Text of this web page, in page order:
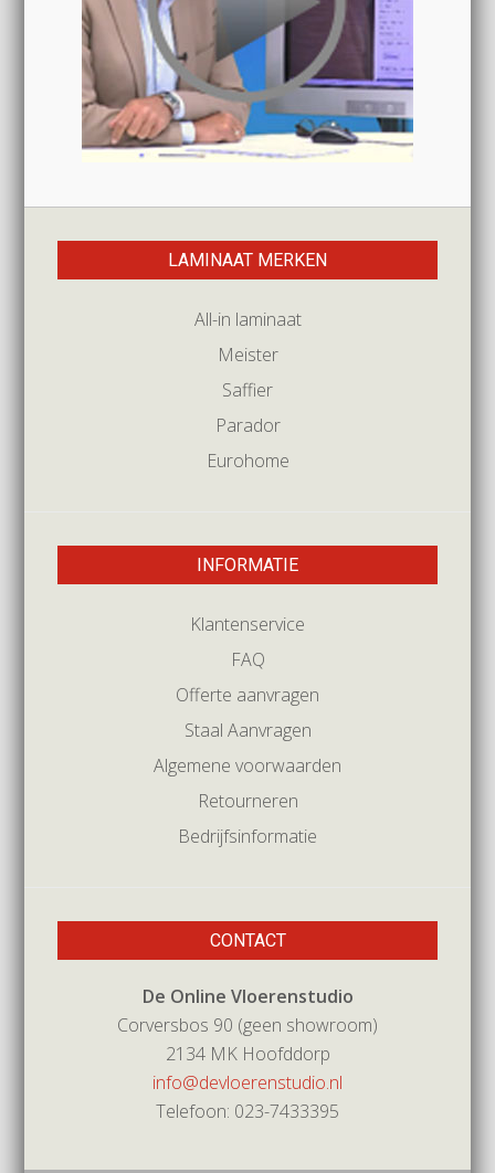
LAMINAAT MERKEN
All-in laminaat
Meister
Saffier
Parador
Eurohome
INFORMATIE
Klantenservice
FAQ
Offerte aanvragen
Staal Aanvragen
Algemene voorwaarden
Retourneren
Bedrijfsinformatie
CONTACT
De Online Vloerenstudio
Corversbos 90 (geen showroom)
2134 MK Hoofddorp
info@devloerenstudio.nl
Telefoon: 023-7433395